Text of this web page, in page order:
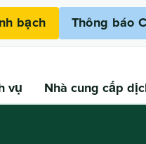
bạch Thông báo
vụ Nhà cung cấp